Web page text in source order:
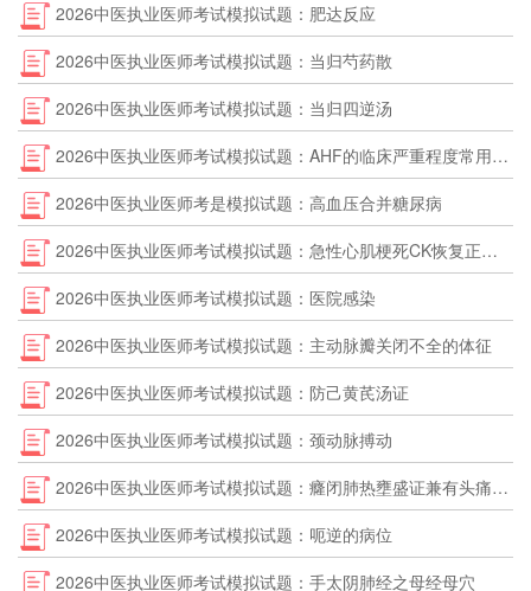
2026中医执业医师考试模拟试题：肥达反应
2026中医执业医师考试模拟试题：当归芍药散
2026中医执业医师考试模拟试题：当归四逆汤
2026中医执业医师考试模拟试题：AHF的临床严重程度常用Killip分级
2026中医执业医师考是模拟试题：高血压合并糖尿病
2026中医执业医师考试模拟试题：急性心肌梗死CK恢复正常是在
2026中医执业医师考试模拟试题：医院感染
2026中医执业医师考试模拟试题：主动脉瓣关闭不全的体征
2026中医执业医师考试模拟试题：防己黄芪汤证
2026中医执业医师考试模拟试题：颈动脉搏动
2026中医执业医师考试模拟试题：癃闭肺热壅盛证兼有头痛、鼻塞、脉浮宜选用
2026中医执业医师考试模拟试题：呃逆的病位
2026中医执业医师考试模拟试题：手太阴肺经之母经母穴